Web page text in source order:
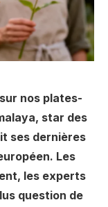
nos plates-
star des
ses dernières
Les
les experts
question de